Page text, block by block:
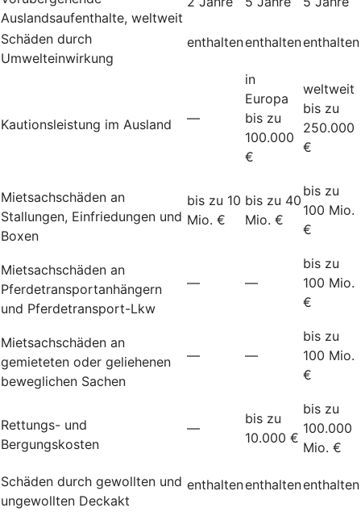
Auslandsaufenthalte, weltweit
Schäden durch
Umwelteinwirkung
enthaltenenthaltenenthalten
Kautionsleistung im Ausland —
in
Europa
bis zu
100.000
€
weltweit
bis zu
250.000
€
Mietsachschäden an
Stallungen, Einfriedungen und
Boxen
bis zu 10
Mio. €
bis zu 40
Mio. €
bis zu
100 Mio.
€
Mietsachschäden an
Pferdetransportanhängern
und Pferdetransport-Lkw
— —
bis zu
100 Mio.
€
Mietsachschäden an
gemieteten oder geliehenen
beweglichen Sachen
— —
bis zu
100 Mio.
€
Rettungs- und
Bergungskosten
—
bis zu
10.000 €
bis zu
100.000
Mio. €
Schäden durch gewollten und
ungewollten Deckakt
enthaltenenthaltenenthalten